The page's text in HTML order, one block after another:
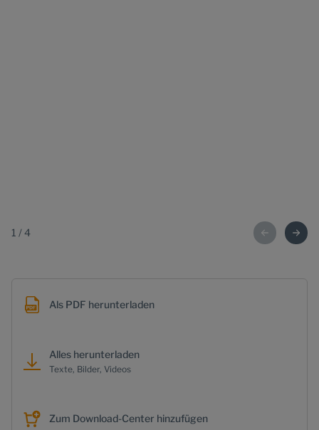
1 /4
Als PDF herunterladen
Alles herunterladen
Texte, Bilder, Videos
Zum Download-Center hinzufügen